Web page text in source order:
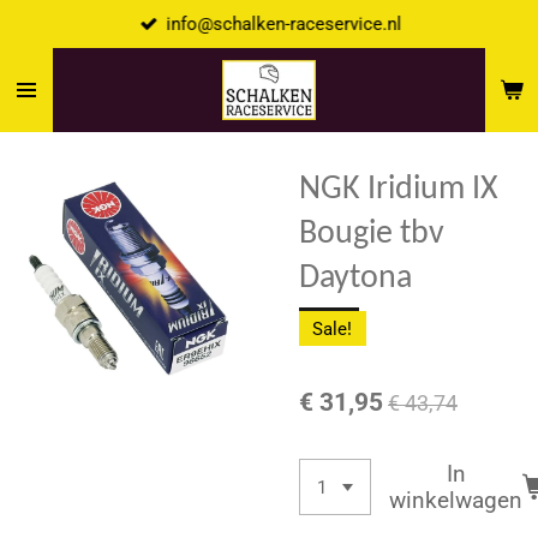
naar
info@schalken-raceservice.nl
NGK Iridium IX
Bougie tbv
Daytona
Sale!
€ 31,95 € 43,74
In
winkelwagen